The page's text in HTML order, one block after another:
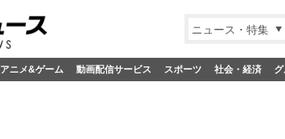
ニュース・特集
アニメ&ゲーム 動画配信サービス スポーツ 社会・経済